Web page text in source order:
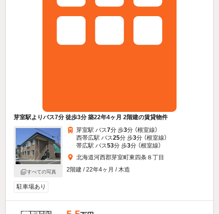
芽室駅よりバス7分 徒歩3分 築22年4ヶ月 2階建の賃貸物件
すべての写真
芽室駅 バス7分 歩3分 （根室線）
西帯広駅 バス25分 歩3分 （根室線）
帯広駅 バス53分 歩3分 （根室線）
北海道河西郡芽室町東四条８丁目
2階建 / 22年4ヶ月 / 木造
駐車場あり